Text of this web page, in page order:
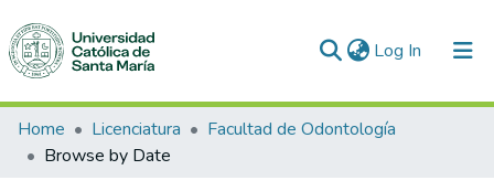
Log In (current)
Communities & Collections
All of DSpace
Home Licenciatura
Facultad de Odontología
Browse by Date